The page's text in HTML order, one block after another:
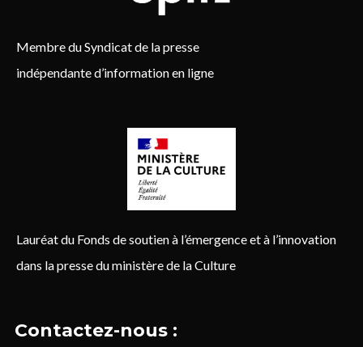
Membre du Syndicat de la presse
indépendante d’information en ligne
Lauréat du Fonds de soutien à l’émergence et à l’innovation
dans la presse du ministère de la Culture
Contactez-nous :